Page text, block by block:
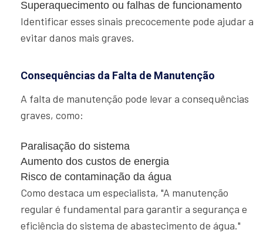
Superaquecimento ou falhas de funcionamento
Identificar esses sinais precocemente pode ajudar a
evitar danos mais graves.
Consequências da Falta de Manutenção
A falta de manutenção pode levar a consequências
graves, como:
Paralisação do sistema
Aumento dos custos de energia
Risco de contaminação da água
Como destaca um especialista, "A manutenção
regular é fundamental para garantir a segurança e
eficiência do sistema de abastecimento de água."